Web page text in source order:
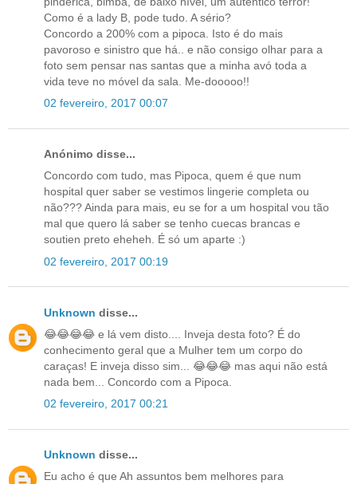
Como é a lady B, pode tudo. A sério?
Concordo a 200% com a pipoca. Isto é do mais
pavoroso e sinistro que há.. e não consigo olhar para a
foto sem pensar nas santas que a minha avó toda a
vida teve no móvel da sala. Me-dooooo!!
02 fevereiro, 2017 00:07
Anónimo disse...
Concordo com tudo, mas Pipoca, quem é que num
hospital quer saber se vestimos lingerie completa ou
não??? Ainda para mais, eu se for a um hospital vou tão
mal que quero lá saber se tenho cuecas brancas e
soutien preto eheheh. É só um aparte :)
02 fevereiro, 2017 00:19
Unknown disse...
😂😂😂😂 e lá vem disto.... Inveja desta foto? É do
conhecimento geral que a Mulher tem um corpo do
caraças! E inveja disso sim... 😂😂😂 mas aqui não está
nada bem... Concordo com a Pipoca.
02 fevereiro, 2017 00:21
Unknown disse...
Eu acho é que Ah assuntos bem melhores para